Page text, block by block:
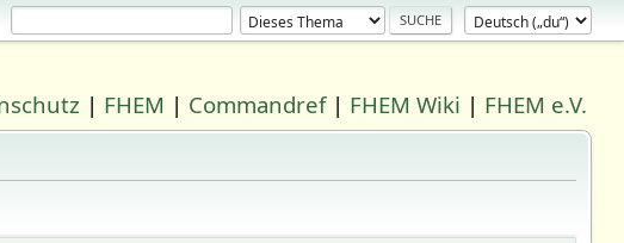
| FHEM | Commandref| FHEM Wiki | FHEM e.V.